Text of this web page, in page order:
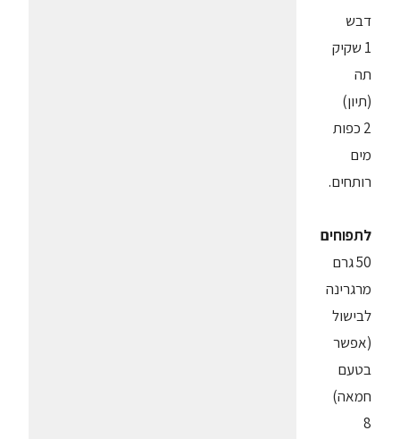
דבש
1 שקיק
תה
(תיון)
2 כפות
מים
רותחים.
לתפוחים
50 גרם
מרגרינה
לבישול
(אפשר
בטעם
חמאה)
8